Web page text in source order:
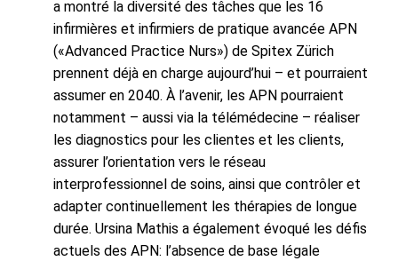
a montré la diversité des tâches que les 16
infirmières et infirmiers de pratique avancée APN
(«Advanced Practice Nurs») de Spitex Zürich
prennent déjà en charge aujourd’hui – et pourraient
assumer en 2040. À l’avenir, les APN pourraient
notamment – aussi via la télémédecine – réaliser
les diagnostics pour les clientes et les clients,
assurer l’orientation vers le réseau
interprofessionnel de soins, ainsi que contrôler et
adapter continuellement les thérapies de longue
durée. Ursina Mathis a également évoqué les défis
actuels des APN: l’absence de base légale